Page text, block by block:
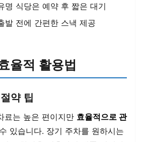
명 식당은 예약 후 짧은 대기
발 전에 간편한 스낵 제공
율적 활용법
약 팁
료는 높은 편이지만 효율적으로 관
있습니다. 장기 주차를 원하시는